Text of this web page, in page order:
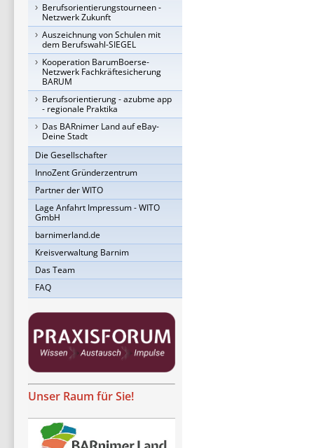
Berufsorientierungstourneen -
Netzwerk Zukunft
Auszeichnung von Schulen mit
dem Berufswahl-SIEGEL
Kooperation BarumBoerse-
Netzwerk Fachkräftesicherung
BARUM
Berufsorientierung - azubme app
- regionale Praktika
Das BARnimer Land auf eBay-
Deine Stadt
Die Gesellschafter
InnoZent Gründerzentrum
Partner der WITO
Lage Anfahrt Impressum - WITO
GmbH
barnimerland.de
Kreisverwaltung Barnim
Das Team
FAQ
Unser Raum für Sie!